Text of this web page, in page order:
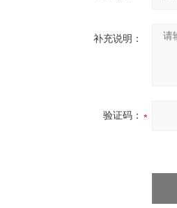
补充说明：
验证码：